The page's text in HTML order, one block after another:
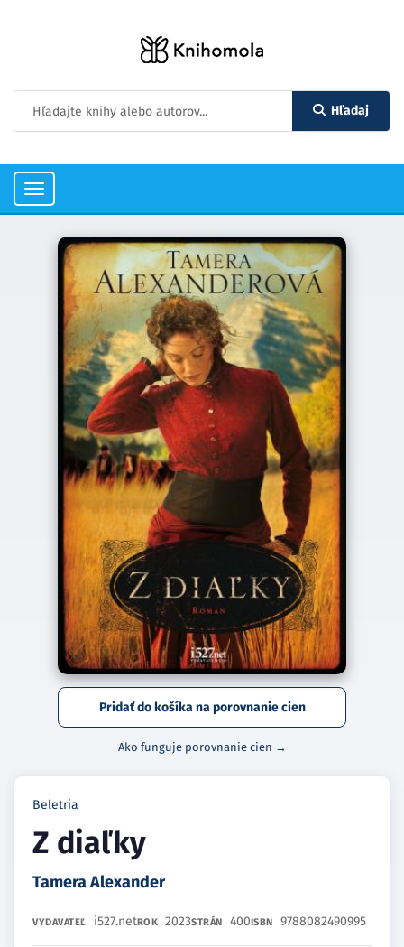
Hľadaj
Toggle
navigation
Pridať do košíka na porovnanie cien
Ako funguje porovnanie cien →
Beletria
Z diaľky
Tamera Alexander
VYDAVATEĽ i527.netROK 2023STRÁN 400ISBN 9788082490995